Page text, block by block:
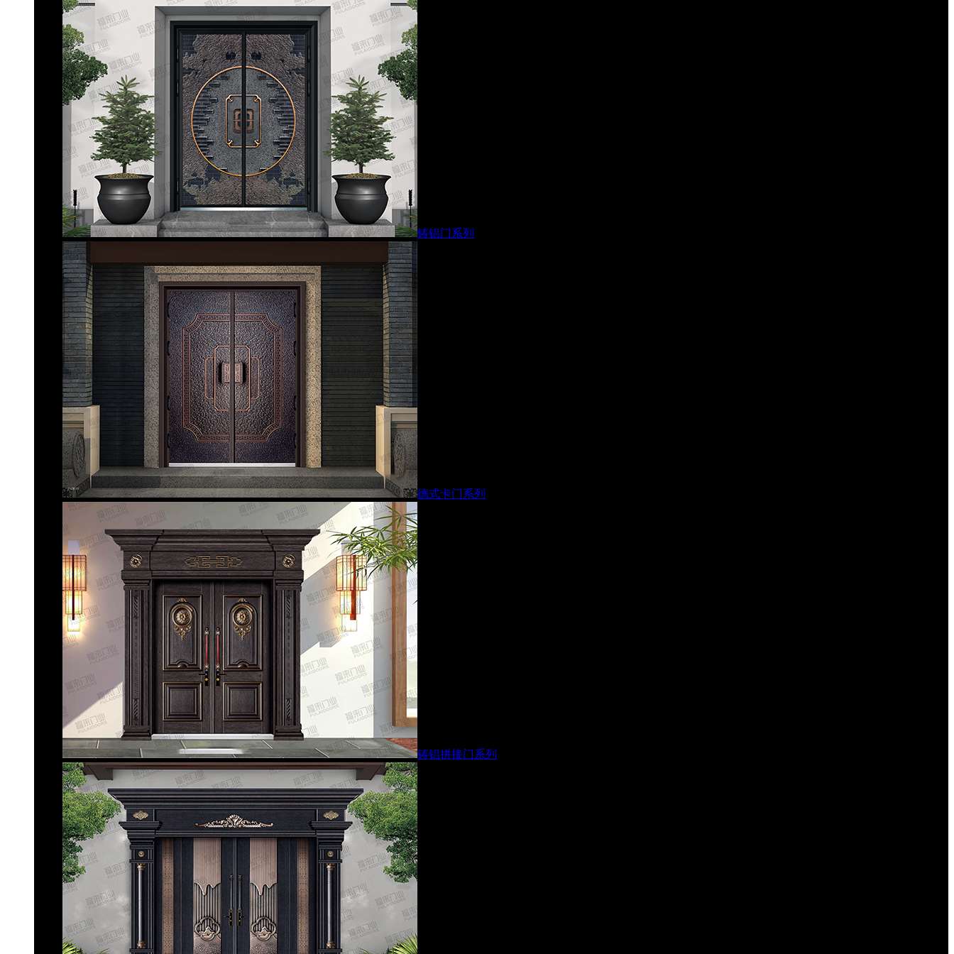
铸铝门系列
德式卡门系列
铸铝拼接门系列